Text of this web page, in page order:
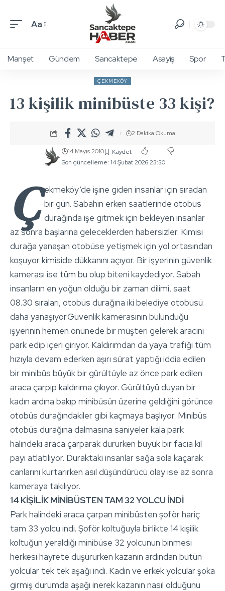
Aa
Manşet Gündem Sancaktepe Asayiş Spor
ÇEKMEKÖY
13 kişilik minibüste 33 kişi?
Son güncelleme: 14 Şubat 2026 23:50
14 Mayıs 2010
2 Dakika Okuma
Ç ekmeköy’de işine giden insanlar için sıradan
bir gün. Sabahın erken saatlerinde otobüs
durağında işe gitmek için bekleyen insanlar
az sonra başlarına geleceklerden habersizler. Kimisi
durağa yanaşan otobüse yetişmek için yol ortasından
koşuyor kimiside dükkanını açıyor. Bir işyerinin güvenlik
kamerası ise tüm bu olup biteni kaydediyor. Sabah
insanların en yoğun olduğu bir zaman dilimi, saat
08.30 sıraları, otobüs durağına iki belediye otobüsü
daha yanaşıyor.Güvenlik kamerasının bulunduğu
işyerinin hemen önünede bir müşteri gelerek aracını
park edip içeri giriyor. Kaldırımdan da yaya trafiği tüm
hızıyla devam ederken aşırı sürat yaptığı iddia edilen
bir minibüs büyük bir gürültüyle az önce park edilen
araca çarpıp kaldırıma çıkıyor. Gürültüyü duyan bir
kadın ardına bakıp minibüsün üzerine geldiğini görünce
otobüs durağındakiler gibi kaçmaya başlıyor. Minibüs
otobüs durağına dalmasına saniyeler kala park
halindeki araca çarparak dururken büyük bir facia kıl
payı atlatılıyor. Duraktaki insanlar sağa sola kaçarak
canlarını kurtarırken asıl düşündürücü olay ise az sonra
kameraya takılıyor.
14 KİŞİLİK MİNİBÜSTEN TAM 32 YOLCU İNDİ
Park halindeki araca çarpan minibüsten şoför hariç
tam 33 yolcu indi. Şoför koltuğuyla birlikte 14 kişilik
koltuğun yeraldığı minibüse 32 yolcunun binmesi
herkesi hayrete düşürürken kazanın ardından bütün
yolcular tek tek aşağı indi. Kadın ve erkek yolcular şoka
girmiş durumda aşağı inerek kazanın nasıl olduğunu